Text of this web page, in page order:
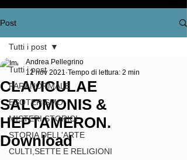
Post
Tutti i post
PARANORMALE
ESOTERISMO
MISTERI STORICI
STORIA DELL'ARTE
CULTI,SETTE E RELIGIONI
Tutti i post
CLAVICULAE
SALOMONIS &
HEPTAMERON.
Download
Andrea Pellegrino
12 nov 2021 Tempo di lettura: 2 min